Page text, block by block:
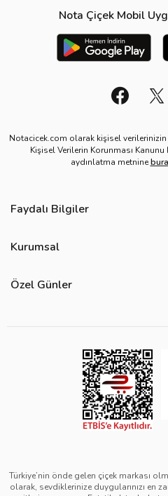
Nota Çiçek Mobil
Notacicek.com olarak kişisel
Kişisel Verilerin Korunması
aydınlatma metnine
Faydalı Bilgiler
Site Haritası
Görsel Kontrol Süreci
Ürün Sıralama Kriterleri
Kurumsal
Üyelik Sözleşmesi
Mesafeli Satış Sözleşmesi
Kurumsal Müşterilerimiz
Özel Günler
Kadınlar Günü Çiçekleri
Sevgililer Günü Çiçekleri
Anneler Günü Çiçekleri
Babalar Günü Çiçekleri
Türkiye’nin önde gelen çiçek markası
olarak, sevdiklerinize duygularınızı en